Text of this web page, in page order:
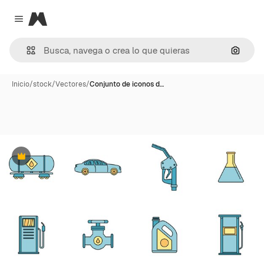
Close menu
Magnific
Inicio/stock/Vectores/Conjunto de iconos d…
Premium